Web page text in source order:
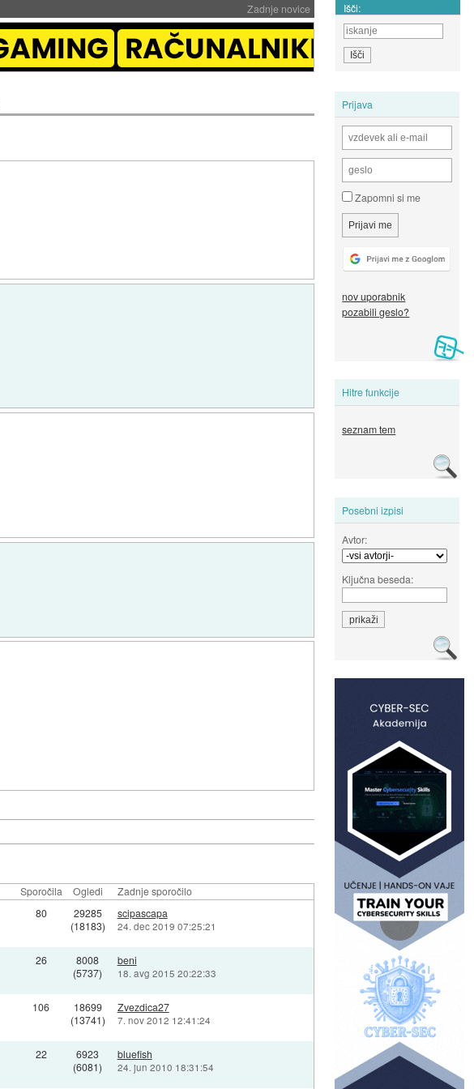
Zadnje novice Išči:
Prijava
Zapomni si me
nov uporabnik
pozabili geslo?
Hitre funkcije
seznam tem
Posebni izpisi
Avtor:
Ključna beseda:
Sporočila Ogledi Zadnje sporočilo
80
29285
(18183)
scipascapa
24. dec 2019 07:25:21
26
8008
(5737)
beni
18. avg 2015 20:22:33
106
18699
(13741)
Zvezdica27
7. nov 2012 12:41:24
22
6923
(6081)
bluefish
24. jun 2010 18:31:54